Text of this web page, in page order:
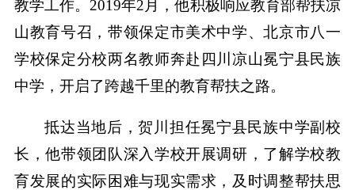
教学工作。2019年2月，他积极响应教育部帮扶凉
山教育号召，带领保定市美术中学、北京市八一
学校保定分校两名教师奔赴四川凉山冕宁县民族
中学，开启了跨越千里的教育帮扶之路。
抵达当地后，贺川担任冕宁县民族中学副校
长，他带领团队深入学校开展调研，了解学校教
育发展的实际困难与现实需求，及时调整帮扶思